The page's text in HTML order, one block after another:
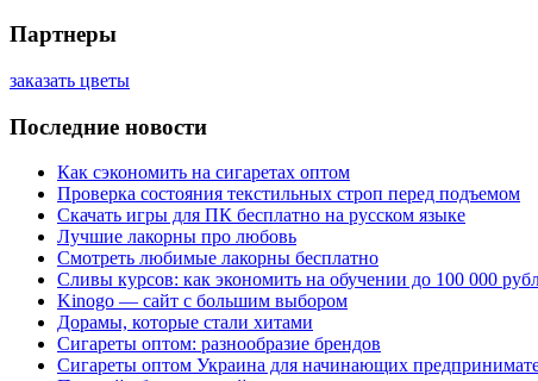
Партнеры
заказать цветы
Последние новости
Как сэкономить на сигаретах оптом
Проверка состояния текстильных строп перед подъемом
Скачать игры для ПК бесплатно на русском языке
Лучшие лакорны про любовь
Смотреть любимые лакорны бесплатно
Сливы курсов: как экономить на обучении до 100 000
Kinogo — сайт с большим выбором
Дорамы, которые стали хитами
Сигареты оптом: разнообразие брендов
Сигареты оптом Украина для начинающих